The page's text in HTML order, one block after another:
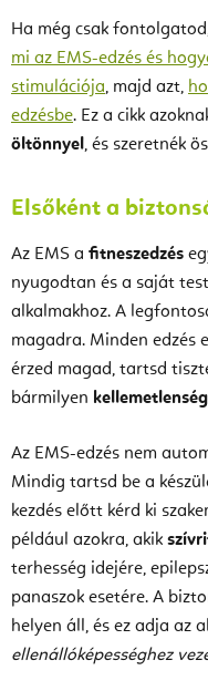
Ha még csak
mi az EMS-edzés és
stimulációja, majd azt,
edzésbe. Ez a cikk
öltönnyel, és szeretnék
Elsőként a
Az EMS a fitneszedzés
nyugodtan és a saját
alkalmakhoz. A
magadra. Minden edzés
érzed magad, tartsd
bármilyen
Az EMS-edzés nem
Mindig tartsd be a
kezdés előtt kérd ki
például azokra, akik
terhesség idejére,
panaszok esetére. A
helyen áll, és ez adja az
ellenállóképességhez